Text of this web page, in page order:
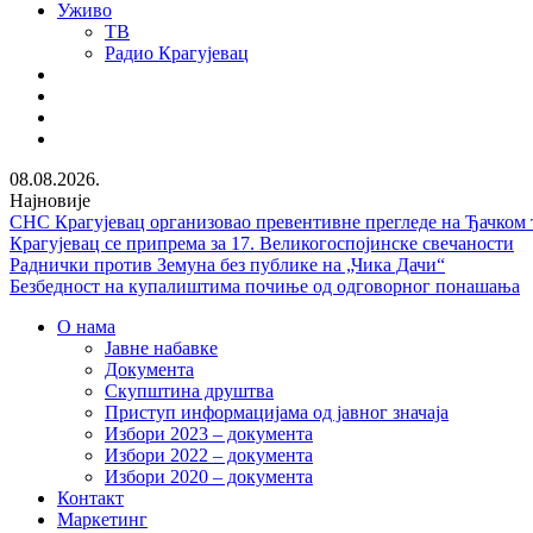
Уживо
ТВ
Радио Крагујевац
08.08.2026.
Најновије
СНС Крагујевац организовао превентивне прегледе на Ђачком
Крагујевац се припрема за 17. Великогоспојинске свечаности
Раднички против Земуна без публике на „Чика Дачи“
Безбедност на купалиштима почиње од одговорног понашања
О нама
Јавне набавке
Документа
Скупштина друштва
Приступ информацијама од јавног значаја
Избори 2023 – документа
Избори 2022 – документа
Избори 2020 – документа
Контакт
Маркетинг